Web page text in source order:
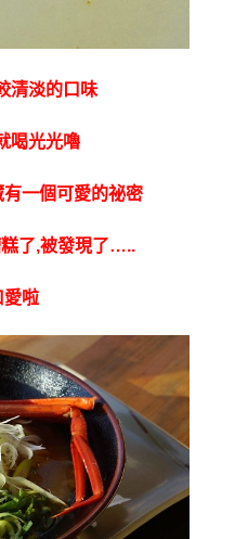
清淡的口味
喝光光嚕
一個可愛的祕密
了,被發現了…..
啦